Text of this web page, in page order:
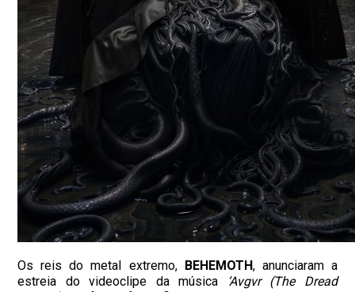
Os reis do metal extremo, BEHEMOTH, anunciaram a
estreia do videoclipe da música
‘Avgvr (The Dread